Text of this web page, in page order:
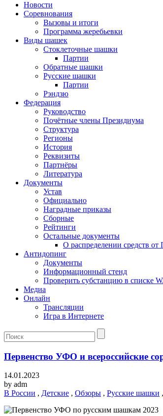
Новости
Соревнования
Вызовы и итоги
Программа жеребьевки
Виды шашек
Стоклеточные шашки
Партии
Обратные шашки
Русские шашки
Партии
Рэндзю
Федерация
Руководство
Почётные члены Президиума
Структура
Регионы
История
Реквизиты
Партнёры
Литература
Документы
Устав
Официально
Наградные приказы
Сборные
Рейтинги
Остальные документы
О распределении средств
Антидопинг
Документы
Информационный стенд
Проверить субстанцию в списке
Медиа
Онлайн
Трансляции
Игра в Интернете
Первенство УФО и всероссийские
14.01.2023
by adm
В России , Детские , Обзоры , Русские шашки ,